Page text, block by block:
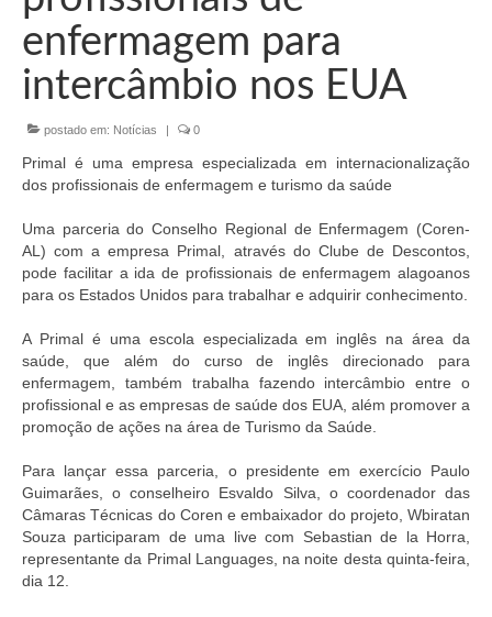
Conselheiros e Diretoria
Câmaras Técnicas
Carta de Serviços ao Cidadão
Governança
Transparência e Prestação de Contas
Eleições
Eleições 2023
Eleições Anteriores
Editais e licitação
Eleições
enfermagem para
intercâmbio nos EUA
postado em: Notícias | 0
Primal é uma empresa especializada em internacionalização
dos profissionais de enfermagem e turismo da saúde
Uma parceria do Conselho Regional de Enfermagem (Coren-
AL) com a empresa Primal, através do Clube de Descontos,
pode facilitar a ida de profissionais de enfermagem alagoanos
para os Estados Unidos para trabalhar e adquirir conhecimento.
A Primal é uma escola especializada em inglês na área da
saúde, que além do curso de inglês direcionado para
enfermagem, também trabalha fazendo intercâmbio entre o
profissional e as empresas de saúde dos EUA, além promover a
promoção de ações na área de Turismo da Saúde.
Para lançar essa parceria, o presidente em exercício Paulo
Guimarães, o conselheiro Esvaldo Silva, o coordenador das
Câmaras Técnicas do Coren e embaixador do projeto, Wbiratan
Souza participaram de uma live com Sebastian de la Horra,
representante da Primal Languages, na noite desta quinta-feira,
dia 12.